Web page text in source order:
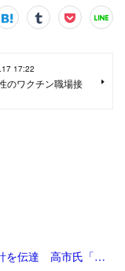
17:22
のワクチン職場接
「自公連立26年で終止符…公明党が離脱方針を伝達 高市氏「一方的に…大変残念」斉藤氏「誠に不十分…いったん白紙」｜FNNプライムオンライン」